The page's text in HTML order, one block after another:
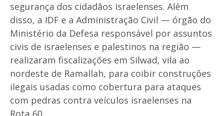
segurança dos cidadãos israelenses. Além
disso, a IDF e a Administração Civil — órgão do
Ministério da Defesa responsável por assuntos
civis de israelenses e palestinos na região —
realizaram fiscalizações em Silwad, vila ao
nordeste de Ramallah, para coibir construções
ilegais usadas como cobertura para ataques
com pedras contra veículos israelenses na
Rota 60.